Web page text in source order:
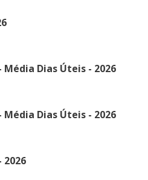
Dias Úteis - 2026
Dias Úteis - 2026